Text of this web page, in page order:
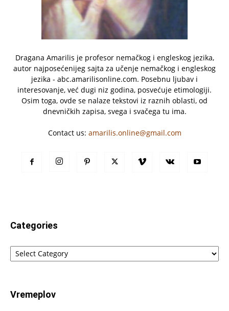
Dragana Amarilis je profesor nemačkog i engleskog jezika,
autor najposećenijeg sajta za učenje nemačkog i engleskog
jezika - abc.amarilisonline.com. Posebnu ljubav i
interesovanje, već dugi niz godina, posvećuje etimologiji.
Osim toga, ovde se nalaze tekstovi iz raznih oblasti, od
dnevničkih zapisa, svega i svačega tu ima.
Contact us: amarilis.online@gmail.com
Categories
Categories
Vremeplov